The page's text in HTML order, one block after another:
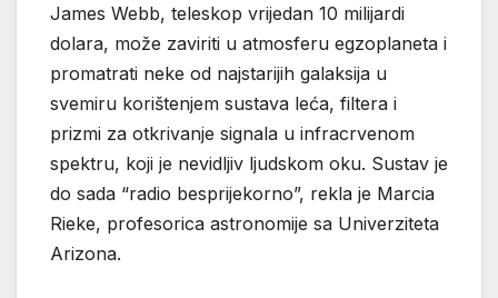
James Webb, teleskop vrijedan 10 milijardi
dolara, može zaviriti u atmosferu egzoplaneta i
promatrati neke od najstarijih galaksija u
svemiru korištenjem sustava leća, filtera i
prizmi za otkrivanje signala u infracrvenom
spektru, koji je nevidljiv ljudskom oku. Sustav je
do sada “radio besprijekorno”, rekla je Marcia
Rieke, profesorica astronomije sa Univerziteta
Arizona.